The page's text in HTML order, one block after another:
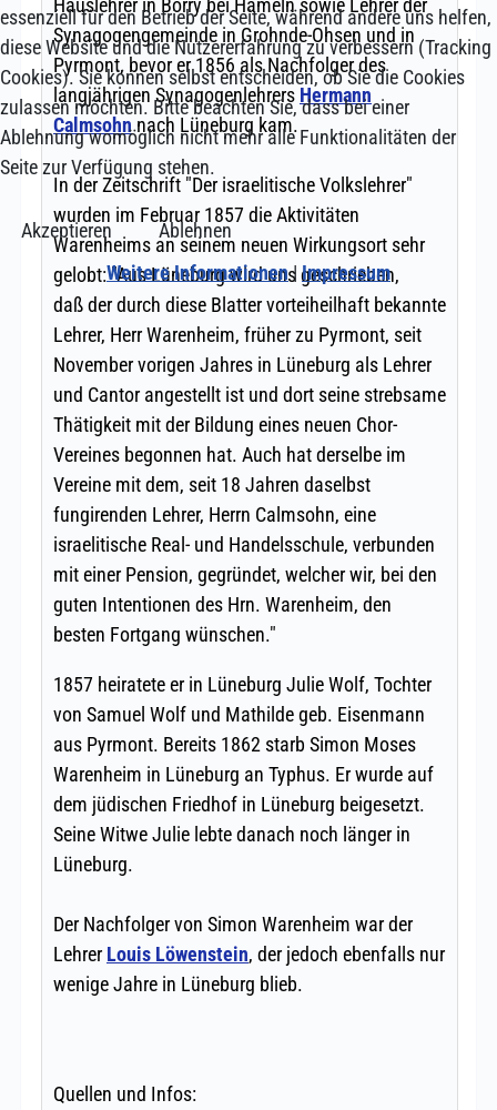
essenziell für den Betrieb der Seite, während andere uns helfen,
diese Website und die Nutzererfahrung zu verbessern (Tracking
Cookies). Sie können selbst entscheiden, ob Sie die Cookies
zulassen möchten. Bitte beachten Sie, dass bei einer
Ablehnung womöglich nicht mehr alle Funktionalitäten der
Seite zur Verfügung stehen.
Akzeptieren
Ablehnen
Weitere Informationen|Impressum